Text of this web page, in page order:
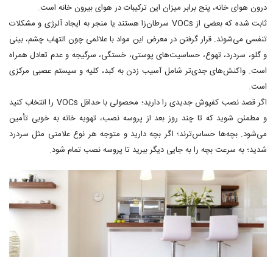
درون هوای خانه، پنج برابر میزان این ترکیبات در هوای بیرون خانه است.
ثابت شده که بعضی از VOCs سرطان‌زا هستند یا منجر به ایجاد آلرژی و مشکلات
تنفسی می‌شوند. قرار گرفتن در معرض این مواد با علائمی چون التهاب چشم، بینی
و گلو، سردرد، تهوع، حساسیت‌های پوستی، خستگی، سرگیجه و عدم تعادل همراه
است. واکنش‌های جدی‌تر شامل آسیب زدن به کبد، کلیه و سیستم عصبی مرکزی
است.
اگر قصد نصب کفپوش جدیدی را دارید؛ محصولی با حداقل VOCs را انتخاب کنید
و مطمئن شوید که تا چند روز بعد از پروسه نصب، تهویه خانه به خوبی تأمین
می‌شود. بچه‌ها حساس‌ترند؛ اگر بچه دارید و متوجه هر نوع علامتی مثل سردرد
شدید؛ به سرعت بچه را به جایی دیگر ببرید تا پروسه نصب تمام شود.